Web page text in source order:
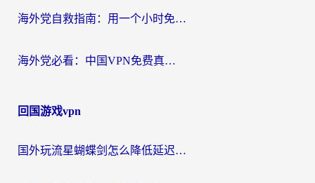
海外党自救指南：用一个小时免费加速器，轻松打破国内资源访问壁垒？
海外党必看：中国VPN免费真的靠谱吗？手把手教你选对回国加速器
回国游戏vpn
国外玩流星蝴蝶剑怎么降低延迟？海外党必看的加速秘籍（含欧洲鸣潮&彩虹岛优化攻略）